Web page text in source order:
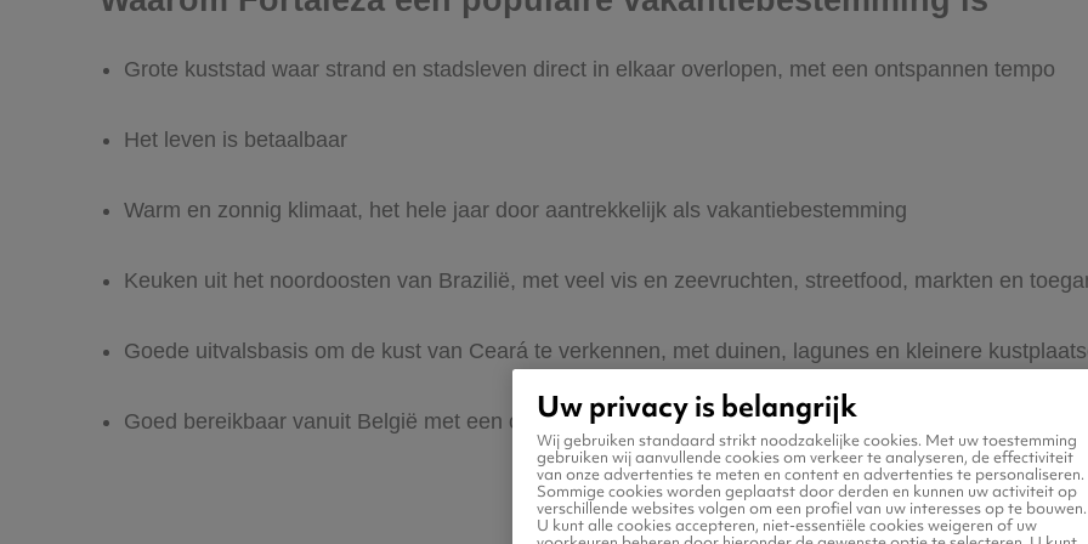
Grote kuststad waar strand en stadsleven direct in elkaar overlopen, met een ontspannen tempo
Het leven is betaalbaar
Warm en zonnig klimaat, het hele jaar door aantrekkelijk als vakantiebestemming
Keuken uit het noordoosten van Brazilië, met veel vis en zeevruchten, streetfood, markten en
Goede uitvalsbasis om de kust van Ceará te verkennen, met duinen, lagunes en kleinere
Goed bereikbaar vanuit België met een overstap, knooppunt voor het noordoosten van Brazilië
Uw privacy is belangrijk
Wij gebruiken standaard strikt noodzakelijke cookies. Met uw toestemming
gebruiken wij aanvullende cookies om verkeer te analyseren, de effectiviteit
van onze advertenties te meten en content en advertenties te personaliseren.
Sommige cookies worden geplaatst door derden en kunnen uw activiteit op
verschillende websites volgen om een profiel van uw interesses op te bouwen.
U kunt alle cookies accepteren, niet-essentiële cookies weigeren of uw